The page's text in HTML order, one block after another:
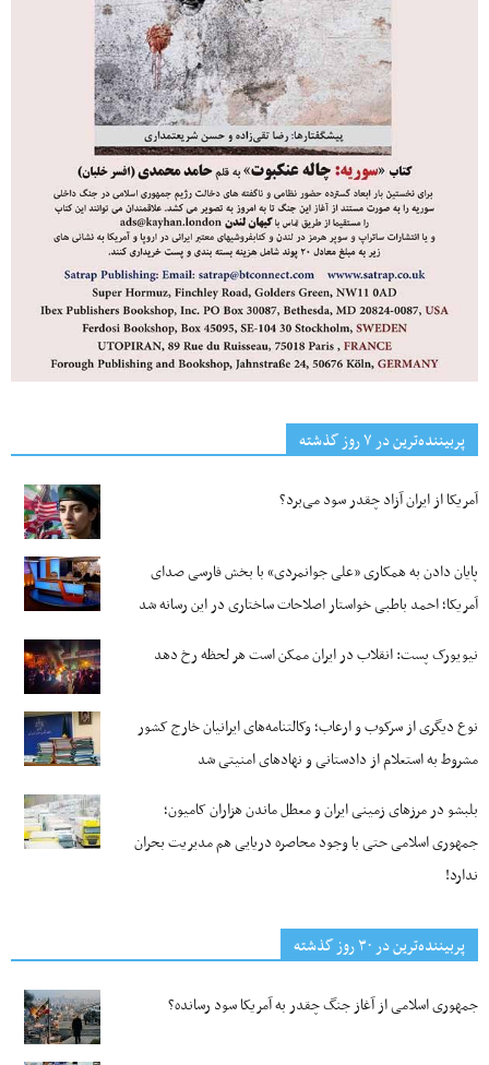
پربیننده‌ترین‌ در ۷ روز گذشته
آمریکا از ایران آزاد چقدر سود می‌برد؟
پایان دادن به همکاری «علی جوانمردی» با بخش فارسی صدای
آمریکا؛ احمد باطبی خواستار اصلاحات ساختاری در این رسانه شد
نیویورک پست: انقلاب در ایران ممکن است هر لحظه رخ دهد
نوع دیگری از سرکوب و ارعاب؛ وکالتنامه‌های ایرانیان خارج کشور
مشروط به استعلام از دادستانی و نهادهای امنیتی شد
بلبشو در مرزهای زمینی ایران و معطل ماندن هزاران کامیون؛
جمهوری اسلامی حتی با وجود محاصره دریایی هم مدیریت بحران
ندارد!
پربیننده‌ترین‌ در ۳۰ روز گذشته
جمهوری اسلامی از آغاز جنگ چقدر به آمریکا سود رسانده؟